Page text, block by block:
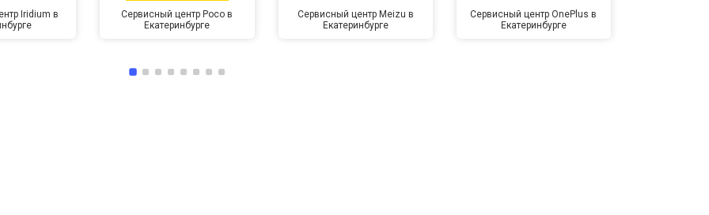
Iridium в
Сервисный центр Poco в
Екатеринбурге
Сервисный центр Meizu в
Екатеринбурге
Сервисный центр OnePlus в
Екатеринбурге